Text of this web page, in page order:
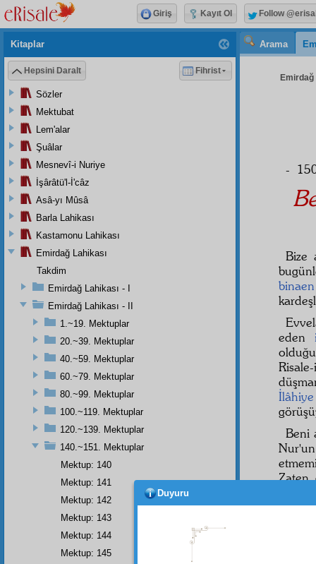
Arama
Emirdağ
-
Bize
binaen
eden
İlâhiye
Beni
Zaten
hakikî
Kitaplar
Hepsini Daralt Fihrist
Sözler
Mektubat
Lem'alar
Şuâlar
Mesnevî-i Nuriye
İşârâtü'l-İ'câz
Asâ-yı Mûsâ
Barla Lahikası
Kastamonu Lahikası
Emirdağ Lahikası
Takdim
Emirdağ Lahikası - I
Emirdağ Lahikası - II
1.~19. Mektuplar
20.~39. Mektuplar
40.~59. Mektuplar
60.~79. Mektuplar
80.~99. Mektuplar
100.~119. Mektuplar
120.~139. Mektuplar
140.~151. Mektuplar
Mektup: 140
Mektup: 141
Mektup: 142
Mektup: 143
Mektup: 144
Mektup: 145
Giriş Kayıt Ol Follow
Duyuru